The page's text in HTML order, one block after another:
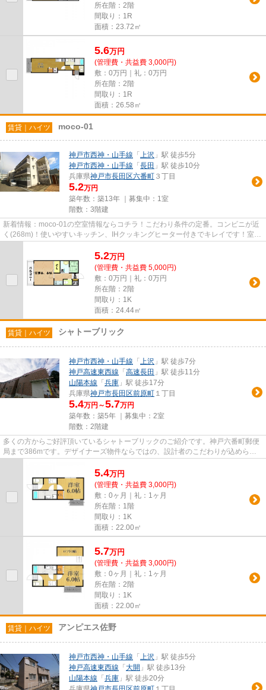
所在階：2階
間取り：1R
面積：23.72㎡
5.6万円
(管理費・共益費 3,000円)
敷：0万円｜礼：0万円
所在階：2階
間取り：1R
面積：26.58㎡
賃貸｜ハイツ moco-01
神戸市西神・山手線 「 上沢 」駅 徒歩5分
神戸市西神・山手線 「 長田 」駅 徒歩10分
兵庫県神戸市長田区六番町 ３丁目
5.2万円
築年数：築13年 ｜募集中： 1室
階数：3階建
新着情報：moco-01の空室情報ならコチラ！こだわり条件の定番。コンビニが近
く(268m)！使いやすいキッチン、IHクッキングヒーター付きでキレイです！室内
5.2万円
(管理費・共益費 5,000円)
敷：0万円｜礼：0万円
所在階：2階
間取り：1K
面積：24.44㎡
賃貸｜ハイツ シャトーブリック
神戸市西神・山手線 「 上沢 」駅 徒歩7分
神戸高速東西線 「 高速長田 」駅 徒歩11分
山陽本線 「 兵庫 」駅 徒歩17分
兵庫県神戸市長田区前原町 １丁目
5.4万円～5.7万円
築年数：築5年 ｜募集中： 2室
階数：2階建
多くの方からご好評頂いているシャトーブリックのご紹介です。神戸六番町郵便
局まで386mです。デザイナーズ物件ならではの、設計者のこだわりが込められ
5.4万円
(管理費・共益費 3,000円)
敷：0ヶ月｜礼：1ヶ月
所在階：1階
間取り：1K
面積：22.00㎡
5.7万円
(管理費・共益費 3,000円)
敷：0ヶ月｜礼：1ヶ月
所在階：2階
間取り：1K
面積：22.00㎡
賃貸｜ハイツ アンピエス佐野
神戸市西神・山手線 「 上沢 」駅 徒歩5分
神戸高速東西線 「 大開 」駅 徒歩13分
山陽本線 「 兵庫 」駅 徒歩20分